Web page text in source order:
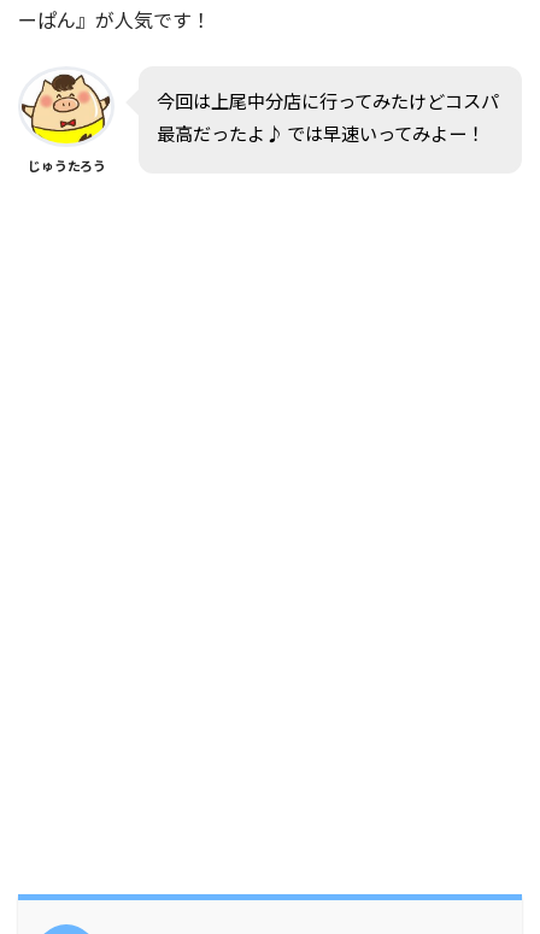
ーぱん』が人気です！
じゅうたろう
今回は上尾中分店に行ってみたけどコスパ
最高だったよ♪ では早速いってみよー！